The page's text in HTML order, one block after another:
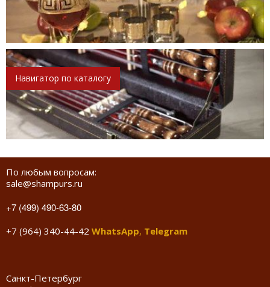
Навигатор по каталогу
По любым вопросам:
sale@shampurs.ru
+7 (499) 490-63-80
+7 (964) 340-44-42 WhatsApp, Telegram
Санкт-Петербург